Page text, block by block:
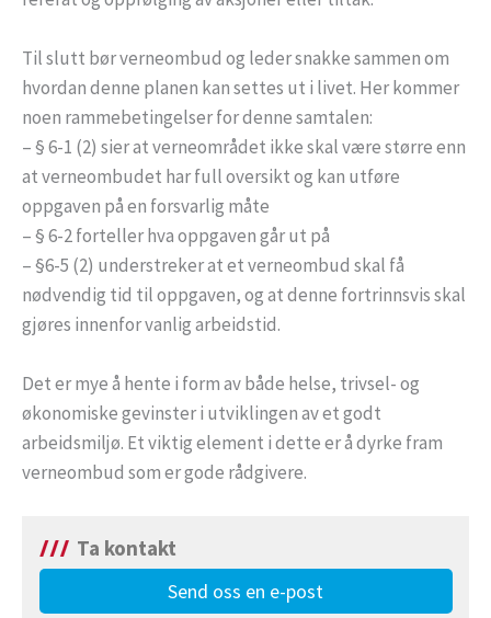
Til slutt bør verneombud og leder snakke sammen om
hvordan denne planen kan settes ut i livet. Her kommer
noen rammebetingelser for denne samtalen:
– § 6-1 (2) sier at verneområdet ikke skal være større enn
at verneombudet har full oversikt og kan utføre
oppgaven på en forsvarlig måte
– § 6-2 forteller hva oppgaven går ut på
– §6-5 (2) understreker at et verneombud skal få
nødvendig tid til oppgaven, og at denne fortrinnsvis skal
gjøres innenfor vanlig arbeidstid.
Det er mye å hente i form av både helse, trivsel- og
økonomiske gevinster i utviklingen av et godt
arbeidsmiljø. Et viktig element i dette er å dyrke fram
verneombud som er gode rådgivere.
Ta kontakt
Send oss en e-post